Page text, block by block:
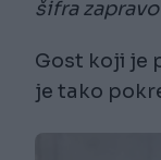
šifra
Gost koji je
je tako